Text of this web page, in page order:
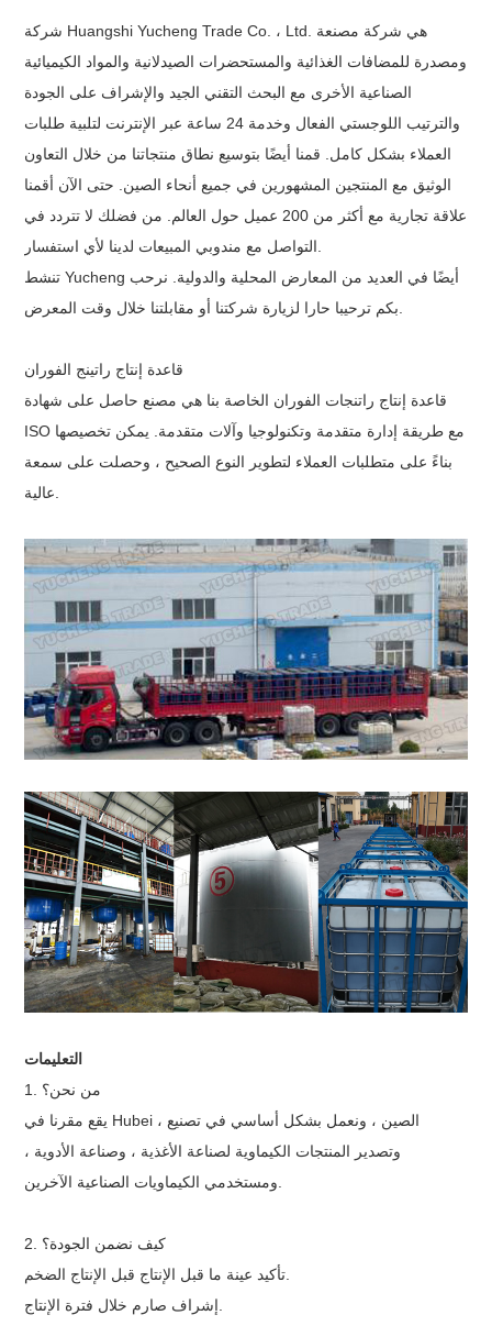
شركة Huangshi Yucheng Trade Co. ، Ltd. هي شركة مصنعة
ومصدرة للمضافات الغذائية والمستحضرات الصيدلانية والمواد الكيميائية
الصناعية الأخرى مع البحث التقني الجيد والإشراف على الجودة
والترتيب اللوجستي الفعال وخدمة 24 ساعة عبر الإنترنت لتلبية طلبات
العملاء بشكل كامل. قمنا أيضًا بتوسيع نطاق منتجاتنا من خلال التعاون
الوثيق مع المنتجين المشهورين في جميع أنحاء الصين. حتى الآن أقمنا
علاقة تجارية مع أكثر من 200 عميل حول العالم. من فضلك لا تتردد في
تنشط Yucheng أيضًا في العديد من المعارض المحلية والدولية. نرحب
قاعدة إنتاج راتينج الفوران
قاعدة إنتاج راتنجات الفوران الخاصة بنا هي مصنع حاصل على شهادة
ISO مع طريقة إدارة متقدمة وتكنولوجيا وآلات متقدمة. يمكن تخصيصها
بناءً على متطلبات العملاء لتطوير النوع الصحيح ، وحصلت على سمعة
التعليمات
1. من نحن؟
يقع مقرنا في Hubei ، الصين ، ونعمل بشكل أساسي في تصنيع
وتصدير المنتجات الكيماوية لصناعة الأغذية ، وصناعة الأدوية ،
2. كيف نضمن الجودة؟